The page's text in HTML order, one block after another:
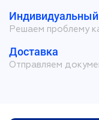
Решаем проблему
Доставка
Отправляем